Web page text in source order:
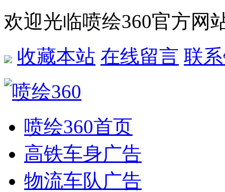
欢迎光临喷绘360官方网
收藏本站 在线留言 联
喷绘360首页
高铁车身广告
物流车队广告